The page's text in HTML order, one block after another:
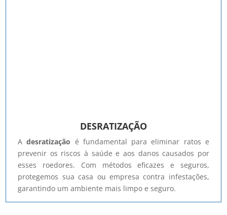
DESRATIZAÇÃO
Adesratização é fundamental para eliminar ratos e
prevenir os riscos à saúde e aos danos causados por
esses roedores. Com métodos eficazes e seguros,
protegemos sua casa ou empresa contra infestações,
garantindo um ambiente mais limpo e seguro.